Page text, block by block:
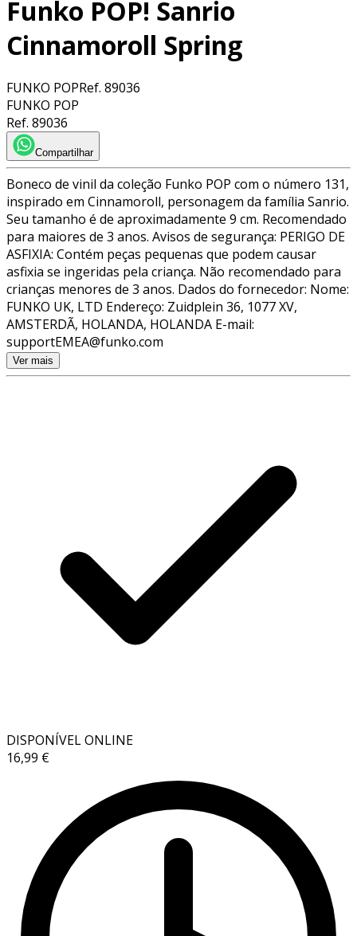
Funko POP! Sanrio
Cinnamoroll Spring
FUNKO POPRef. 89036
FUNKO POP
Ref. 89036
Compartilhar
Boneco de vinil da coleção Funko POP com o número 131,
inspirado em Cinnamoroll, personagem da família Sanrio.
Seu tamanho é de aproximadamente 9 cm. Recomendado
para maiores de 3 anos. Avisos de segurança: PERIGO DE
ASFIXIA: Contém peças pequenas que podem causar
asfixia se ingeridas pela criança. Não recomendado para
crianças menores de 3 anos. Dados do fornecedor: Nome:
FUNKO UK, LTD Endereço: Zuidplein 36, 1077 XV,
AMSTERDÃ, HOLANDA, HOLANDA E-mail:
supportEMEA@funko.com
Ver mais
DISPONÍVEL ONLINE
16,99 €